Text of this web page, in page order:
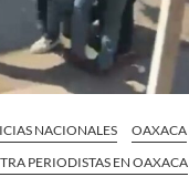
NACIONALES
OAXACA
PERIODISTAS EN OAXACA